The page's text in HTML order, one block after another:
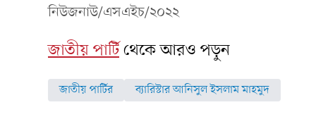
নিউজনাউ/এসএইচ/২০২২
জাতীয় পার্টিথেকে আরও পড়ুন
জাতীয় পার্টির ব্যারিস্টার আনিসুল ইসলাম মাহমুদ